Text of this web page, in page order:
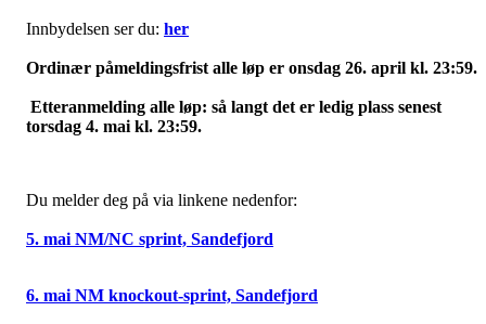
Innbydelsen ser du: her
Ordinær påmeldingsfrist alle løp er onsdag 26. april kl. 23:59.
Etteranmelding alle løp: så langt det er ledig plass senest
torsdag 4. mai kl. 23:59.
Du melder deg på via linkene nedenfor:
5. mai NM/NC sprint, Sandefjord
6. mai NM knockout-sprint, Sandefjord